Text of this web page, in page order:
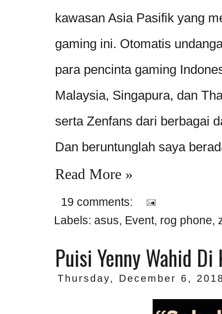
kawasan Asia Pasifik yang
gaming ini. Otomatis
para pencinta gaming
Malaysia, Singapura, dan
serta Zenfans dari berbagai
Dan beruntunglah saya
Read More »
19 comments:
Labels: asus, Event, rog phone,
Puisi Yenny Wahid
Thursday, December 6,